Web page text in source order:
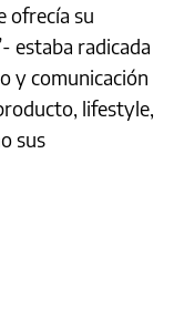
ofrecía su
estaba radicada
y comunicación
lifestyle,
sus